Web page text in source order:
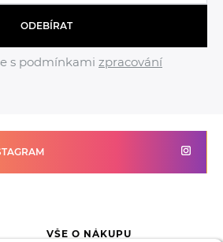
ODEBÍRAT
s podmínkami zpracování
VŠE O NÁKUPU